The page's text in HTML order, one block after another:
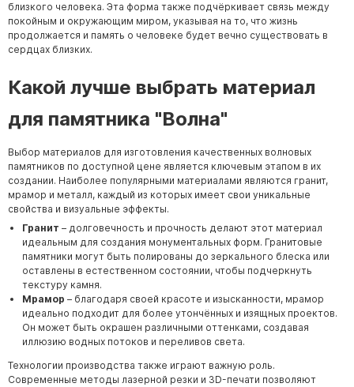
близкого человека. Эта форма также подчёркивает связь между
покойным и окружающим миром, указывая на то, что жизнь
продолжается и память о человеке будет вечно существовать в
сердцах близких.
Какой лучше выбрать материал
для памятника "Волна"
Выбор материалов для изготовления качественных волновых
памятников по доступной цене является ключевым этапом в их
создании. Наиболее популярными материалами являются гранит,
мрамор и металл, каждый из которых имеет свои уникальные
свойства и визуальные эффекты.
Гранит – долговечность и прочность делают этот материал
идеальным для создания монументальных форм. Гранитовые
памятники могут быть полированы до зеркального блеска или
оставлены в естественном состоянии, чтобы подчеркнуть
текстуру камня.
Мрамор – благодаря своей красоте и изысканности, мрамор
идеально подходит для более утончённых и изящных проектов.
Он может быть окрашен различными оттенками, создавая
иллюзию водных потоков и переливов света.
Технологии производства также играют важную роль.
Современные методы лазерной резки и 3D-печати позволяют